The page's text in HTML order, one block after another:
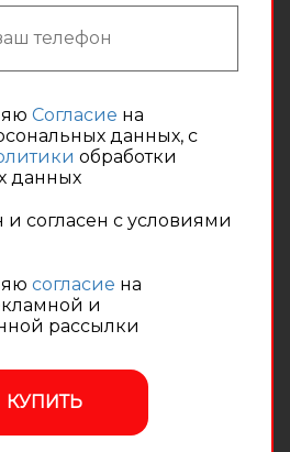
Согласие на
данных, с
обработки
данных
согласен с условиями
согласие на
и
рассылки
КУПИТЬ